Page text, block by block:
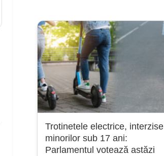
Trotinetele electrice, interzise
minorilor sub 17 ani:
Parlamentul votează astăzi